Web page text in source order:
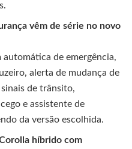
vêm de série no novo
de emergência,
alerta de mudança de
de trânsito,
e assistente de
da versão escolhida.
híbrido com